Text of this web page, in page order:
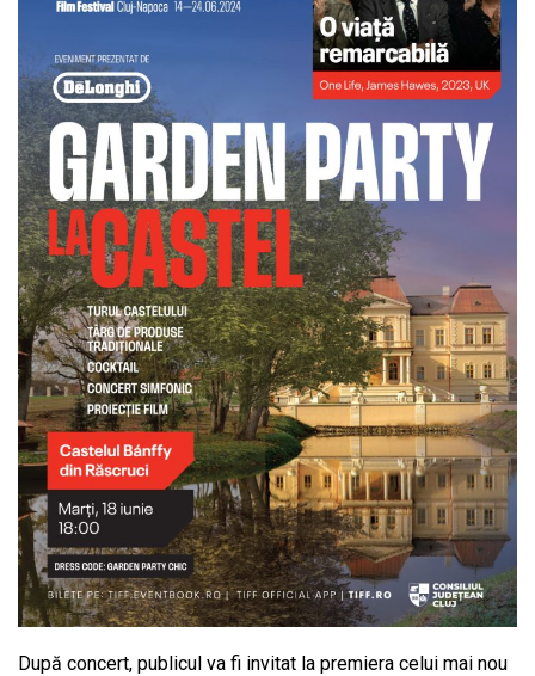
După concert, publicul va fi invitat la premiera celui mai nou